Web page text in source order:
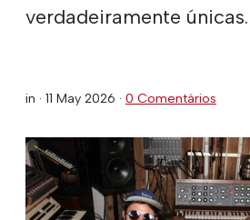
verdadeiramente únicas.
in · 11 May 2026 · 0 Comentários